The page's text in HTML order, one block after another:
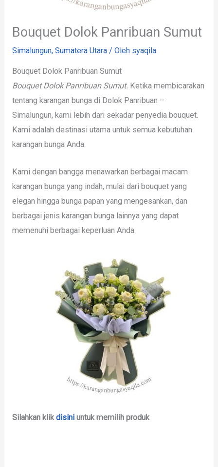
Bouquet Dolok Panribuan Sumut
Simalungun,Sumatera Utara / Oleh syaqila
Bouquet Dolok Panribuan Sumut
Bouquet Dolok Panribuan Sumut. Ketika membicarakan
tentang karangan bunga di Dolok Panribuan –
Simalungun, kami lebih dari sekadar penyedia bouquet.
Kami adalah destinasi utama untuk semua kebutuhan
karangan bunga Anda.
Kami dengan bangga menawarkan berbagai macam
karangan bunga yang indah, mulai dari bouquet yang
elegan hingga bunga papan yang mengesankan, dan
berbagai jenis karangan bunga lainnya yang dapat
memenuhi berbagai keperluan Anda.
Silahkan klik disini untuk memilih produk